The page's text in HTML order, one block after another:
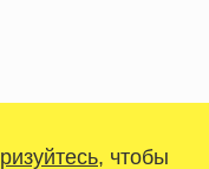
, чтобы